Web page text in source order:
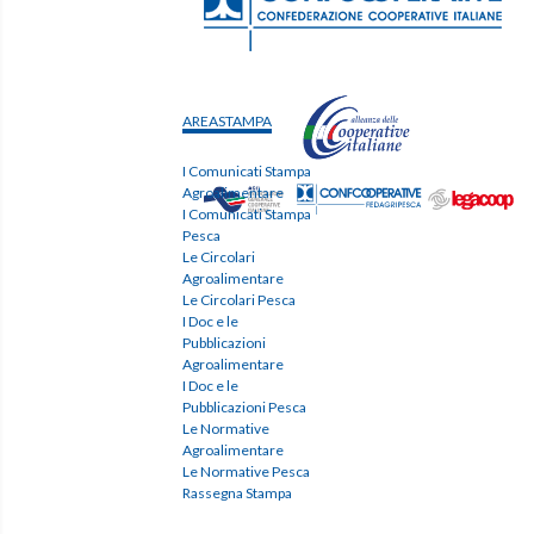
AREASTAMPA
I Comunicati Stampa
Agroalimentare
I Comunicati Stampa
Pesca
Le Circolari
Agroalimentare
Le Circolari Pesca
I Doc e le
Pubblicazioni
Agroalimentare
I Doc e le
Pubblicazioni Pesca
Le Normative
Agroalimentare
Le Normative Pesca
Rassegna Stampa